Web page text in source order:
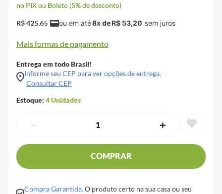
no PIX ou Boleto (5% de desconto)
R$425,65 8x deR$ 53,20
Mais formas de pagamento
Entrega em todo Brasil!
Informe seu CEP para ver opções de entrega.
Consultar CEP
Estoque: 4Unidades
＋
－
COMPRAR
Compra Garantida.O produto certo na sua casa ou seu